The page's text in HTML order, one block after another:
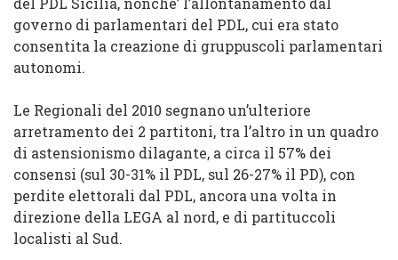
governo di parlamentari del PDL, cui era stato
consentita la creazione di gruppuscoli parlamentari
autonomi.
Le Regionali del 2010 segnano un’ulteriore
arretramento dei 2 partitoni, tra l’altro in un quadro
di astensionismo dilagante, a circa il 57% dei
consensi (sul 30-31% il PDL, sul 26-27% il PD), con
perdite elettorali dal PDL, ancora una volta in
direzione della LEGA al nord, e di partituccoli
localisti al Sud.